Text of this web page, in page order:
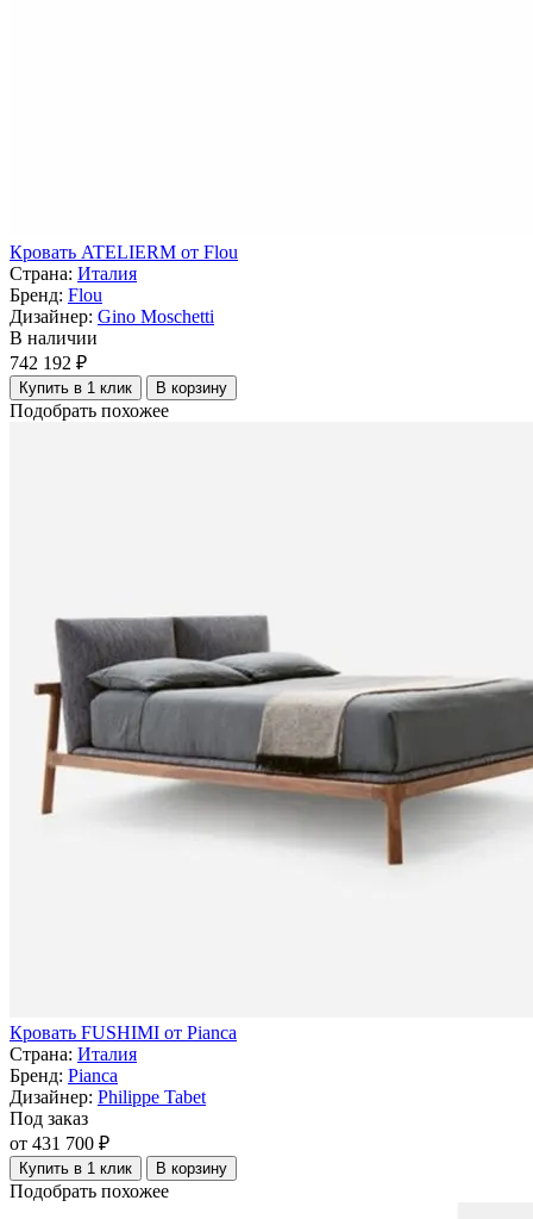
Кровать ATELIERM от Flou
Страна: Италия
Бренд: Flou
Дизайнер: Gino Moschetti
В наличии
742 192 ₽
Купить в 1 клик В корзину
Подобрать похожее
Кровать FUSHIMI от Pianca
Страна: Италия
Бренд: Pianca
Дизайнер: Philippe Tabet
Под заказ
от 431 700 ₽
Купить в 1 клик В корзину
Подобрать похожее